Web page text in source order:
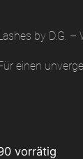
by D.G. –
einen
vorrätig